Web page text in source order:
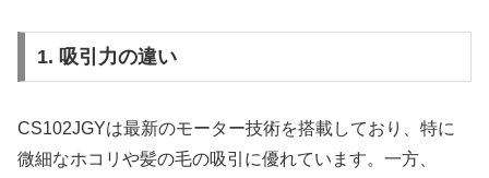
1. 吸引力の違い
CS102JGYは最新のモーター技術を搭載しており、特に
微細なホコリや髪の毛の吸引に優れています。一方、